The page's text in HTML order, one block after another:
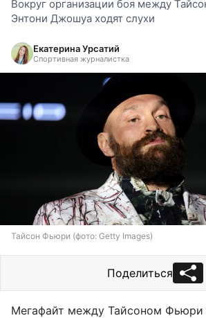
Вокруг организации боя между
Энтони Джошуа ходят слухи
Екатерина Урсатий
Спортивная журналистка
Тайсон Фьюри (фото: Getty Images)
Поделиться
Мегафайт между Тайсоном Фьюри